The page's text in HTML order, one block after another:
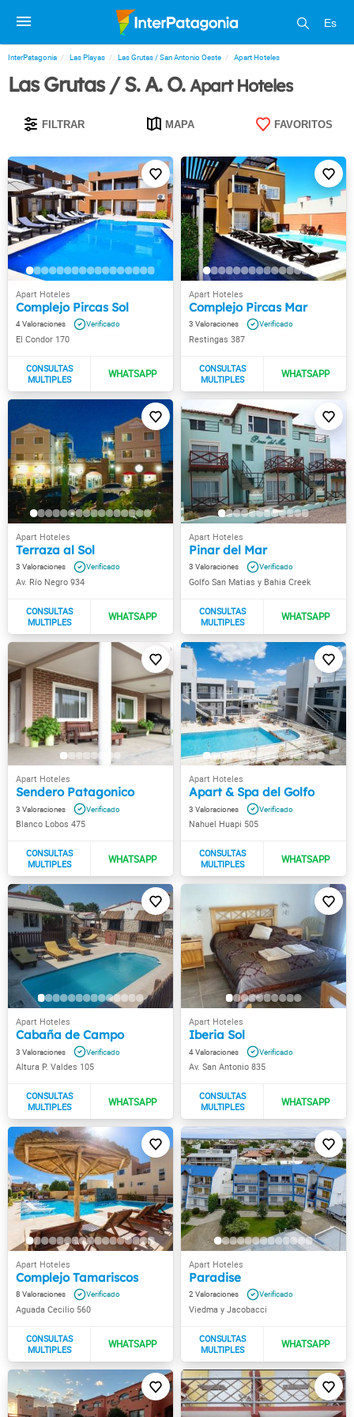
Es
InterPatagonia Las Playas Las Grutas / San Antonio Oeste Apart Hoteles
Las Grutas / S. A. O. Apart Hoteles
FILTRAR MAPA FAVORITOS
Complejo Pircas Sol
4
El Condor 170
Complejo Pircas Mar
3
Restingas 387
Terraza al Sol
3
Av. Río Negro 934
Pinar del Mar
3
Golfo San Matias y Bahia Creek
Sendero Patagonico
3
Blanco Lobos 475
Apart & Spa del Golfo
3
Nahuel Huapi 505
Cabaña de Campo
3
Altura P. Valdes 105
Iberia Sol
4
Av. San Antonio 835
Complejo Tamariscos
8
Aguada Cecilio 560
Paradise
2
Viedma y Jacobacci